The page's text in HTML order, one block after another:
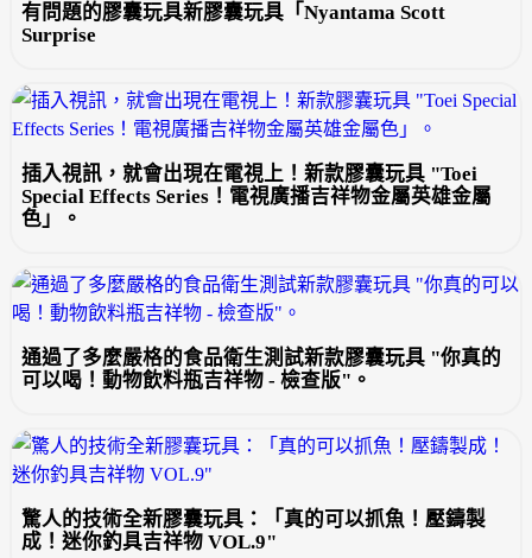
有問題的膠囊玩具新膠囊玩具「Nyantama Scott
Surprise
插入視訊，就會出現在電視上！新款膠囊玩具 "Toei
Special Effects Series！電視廣播吉祥物金屬英雄金屬
色」。
通過了多麼嚴格的食品衛生測試新款膠囊玩具 "你真的
可以喝！動物飲料瓶吉祥物 - 檢查版"。
驚人的技術全新膠囊玩具：「真的可以抓魚！壓鑄製
成！迷你釣具吉祥物 VOL.9"